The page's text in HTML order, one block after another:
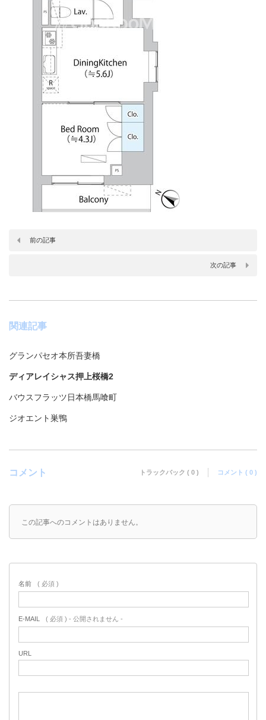
前の記事
次の記事
関連記事
グランパセオ本所吾妻橋
ディアレイシャス押上桜橋2
バウスフラッツ日本橋馬喰町
ジオエント巣鴨
コメント トラックバック ( 0 ) コメント ( 0 )
この記事へのコメントはありません。
名前 ( 必須 )
E-MAIL ( 必須 ) - 公開されません -
URL